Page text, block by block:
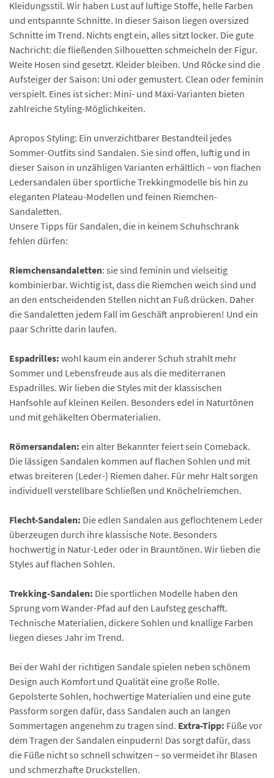
Kleidungsstil. Wir haben Lust auf luftige Stoffe, helle Farben
und entspannte Schnitte. In dieser Saison liegen oversized
Schnitte im Trend. Nichts engt ein, alles sitzt locker. Die gute
Nachricht: die fließenden Silhouetten schmeicheln der Figur.
Weite Hosen sind gesetzt. Kleider bleiben. Und Röcke sind die
Aufsteiger der Saison: Uni oder gemustert. Clean oder feminin
verspielt. Eines ist sicher: Mini- und Maxi-Varianten bieten
zahlreiche Styling-Möglichkeiten.
Apropos Styling: Ein unverzichtbarer Bestandteil jedes
Sommer-Outfits sind Sandalen. Sie sind offen, luftig und in
dieser Saison in unzähligen Varianten erhältlich – von flachen
Ledersandalen über sportliche Trekkingmodelle bis hin zu
eleganten Plateau-Modellen und feinen Riemchen-
Sandaletten.
Unsere Tipps für Sandalen, die in keinem Schuhschrank
fehlen dürfen:
Riemchensandaletten: sie sind feminin und vielseitig
kombinierbar. Wichtig ist, dass die Riemchen weich sind und
an den entscheidenden Stellen nicht an Fuß drücken. Daher
die Sandaletten jedem Fall im Geschäft anprobieren! Und ein
paar Schritte darin laufen.
Espadrilles: wohl kaum ein anderer Schuh strahlt mehr
Sommer und Lebensfreude aus als die mediterranen
Espadrilles. Wir lieben die Styles mit der klassischen
Hanfsohle auf kleinen Keilen. Besonders edel in Naturtönen
und mit gehäkelten Obermaterialien.
Römersandalen: ein alter Bekannter feiert sein Comeback.
Die lässigen Sandalen kommen auf flachen Sohlen und mit
etwas breiteren (Leder-) Riemen daher. Für mehr Halt sorgen
individuell verstellbare Schließen und Knöchelriemchen.
Flecht-Sandalen: Die edlen Sandalen aus geflochtenem Leder
überzeugen durch ihre klassische Note. Besonders
hochwertig in Natur-Leder oder in Brauntönen. Wir lieben die
Styles auf flachen Sohlen.
Trekking-Sandalen: Die sportlichen Modelle haben den
Sprung vom Wander-Pfad auf den Laufsteg geschafft.
Technische Materialien, dickere Sohlen und knallige Farben
liegen dieses Jahr im Trend.
Bei der Wahl der richtigen Sandale spielen neben schönem
Design auch Komfort und Qualität eine große Rolle.
Gepolsterte Sohlen, hochwertige Materialien und eine gute
Passform sorgen dafür, dass Sandalen auch an langen
Sommertagen angenehm zu tragen sind. Extra-Tipp: Füße vor
dem Tragen der Sandalen einpudern! Das sorgt dafür, dass
die Füße nicht so schnell schwitzen – so vermeidet ihr Blasen
und schmerzhafte Druckstellen.